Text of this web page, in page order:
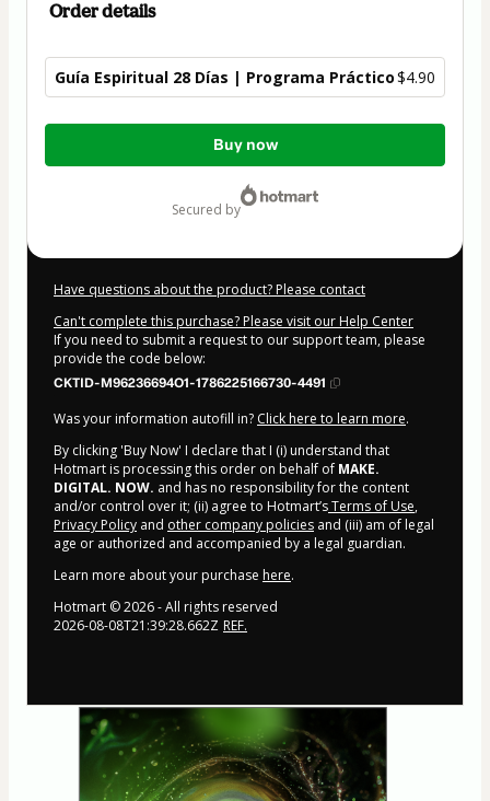
Order details
Guía Espiritual 28 Días | Programa Práctico$4.90
Total
Buy now
secured by
Have questions about the product? Please contact
Can't complete this purchase? Please visit our Help Center
If you need to submit a request to our support team, please
provide the code below:
CKTID-M96236694O1-1786225166730-4491
Was your information autofill in? Click here to learn more.
By clicking 'Buy Now' I declare that I (i) understand that
Hotmart is processing this order on behalf of MAKE.
DIGITAL. NOW. and has no responsibility for the content
and/or control over it; (ii) agree to Hotmart’sTerms of Use,
Privacy Policy and other company policies and (iii) am of legal
age or authorized and accompanied by a legal guardian.
Learn more about your purchase here.
Hotmart ©2026- All rights reserved
2026-08-08T21:39:28.662Z REF.